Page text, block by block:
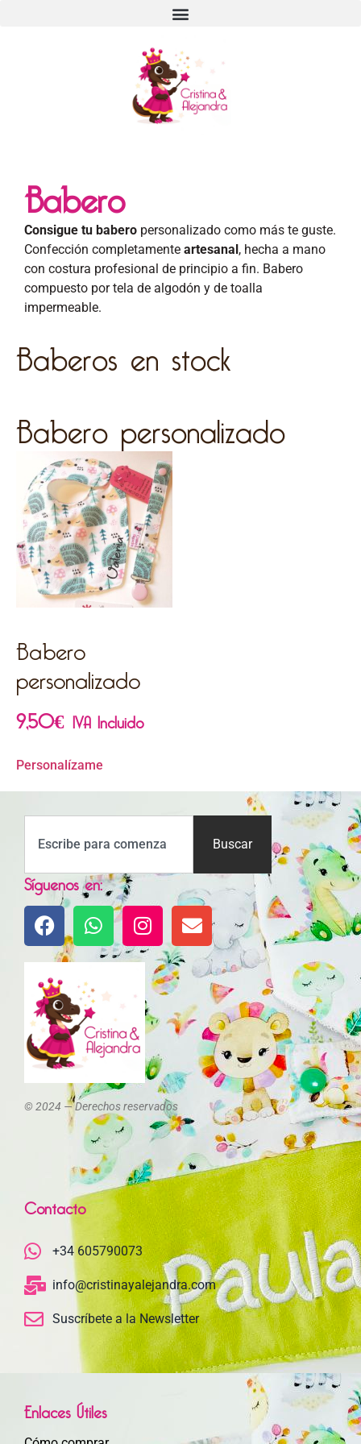
Babero
Consigue tu babero personalizado como más te guste.
Confección completamente artesanal, hecha a mano
con costura profesional de principio a fin. Babero
compuesto por tela de algodón y de toalla
impermeable.
Baberos en stock
Babero personalizado
Babero
personalizado
9,50€ IVA Incluido
Personalízame
Buscar
Síguenos en:
© 2024 — Derechos reservados
Contacto
+34 605790073
info@cristinayalejandra.com
Suscríbete a la Newsletter
Enlaces Útiles